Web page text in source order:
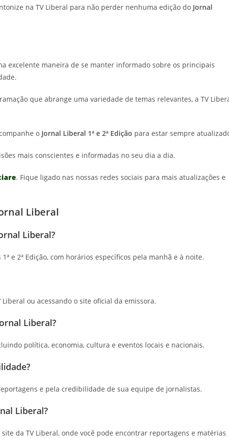
na TV Liberal para não perder nenhuma edição do Jornal
excelente maneira de se manter informado sobre os principais
que abrange uma variedade de temas relevantes, a TV
o Jornal Liberal 1ª e 2ª Edição para estar sempre
mais conscientes e informadas no seu dia a dia.
. Fique ligado nas nossas redes sociais para mais atualizações e
Liberal
Liberal?
e 2ª Edição, com horários específicos pela manhã e à noite.
ou acessando o site oficial da emissora.
Liberal?
política, economia, cultura e eventos locais e nacionais.
e pela credibilidade de sua equipe de jornalistas.
Liberal?
da TV Liberal, onde você pode encontrar reportagens e matérias